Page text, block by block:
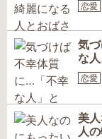
恋愛
気
な
恋愛
美
人